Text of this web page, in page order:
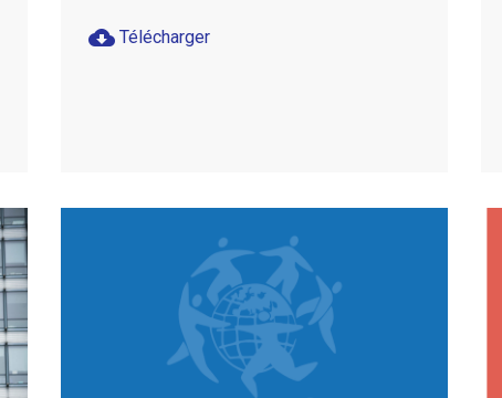
cloud_download Télécharger